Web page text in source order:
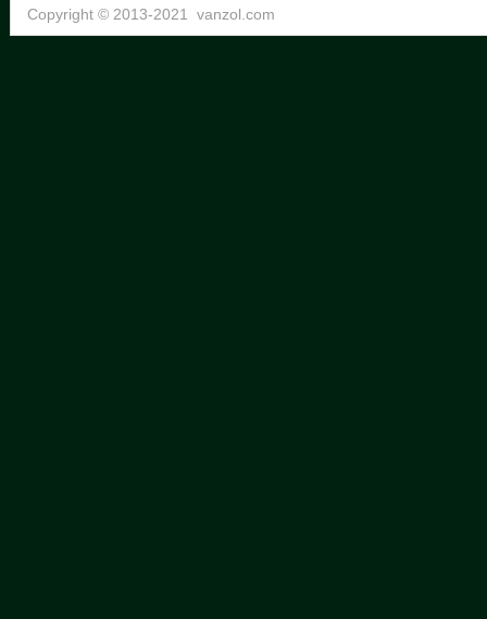
Copyright © 2013-2021 vanzol.com